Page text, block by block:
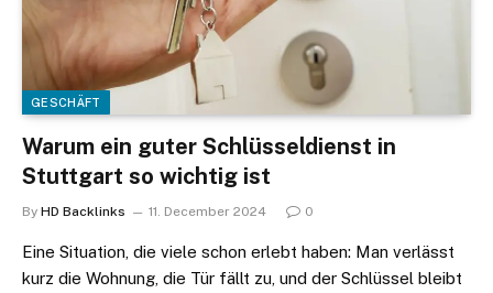
GESCHÄFT
Warum ein guter Schlüsseldienst in
Stuttgart so wichtig ist
By HD Backlinks 11. December 2024 0
Eine Situation, die viele schon erlebt haben: Man verlässt
kurz die Wohnung, die Tür fällt zu, und der Schlüssel bleibt